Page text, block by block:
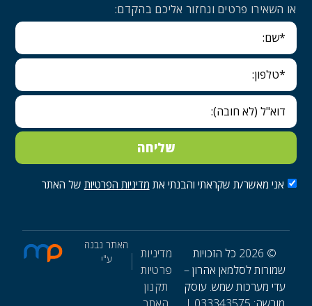
או השאירו פרטים ונחזור אליכם בהקדם:
שם
טלפון
דוא"ל
‪‎אני מאשר/ת שקראתי והבנתי את מדיניות הפרטיות של האתר ‬
שליחה
© 2026 כל הזכויות
שמורות לסלמאן אהרון –
עדי מערכות שמש. עוסק
מדיניות
פרטיות
תקנון
האתר נבנה
ע"י